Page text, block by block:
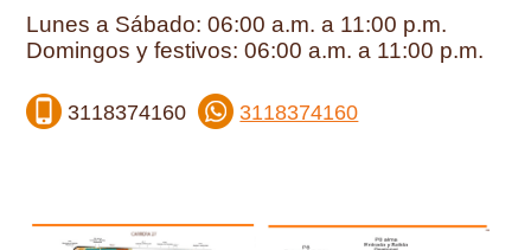
Lunes a Sábado: 06:00 a.m. a 11:00 p.m.
Domingos y festivos: 06:00 a.m. a 11:00 p.m.
3118374160 3118374160